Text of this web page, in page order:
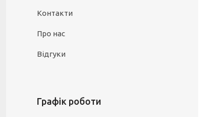
Контакти
Про нас
Відгуки
Графік роботи